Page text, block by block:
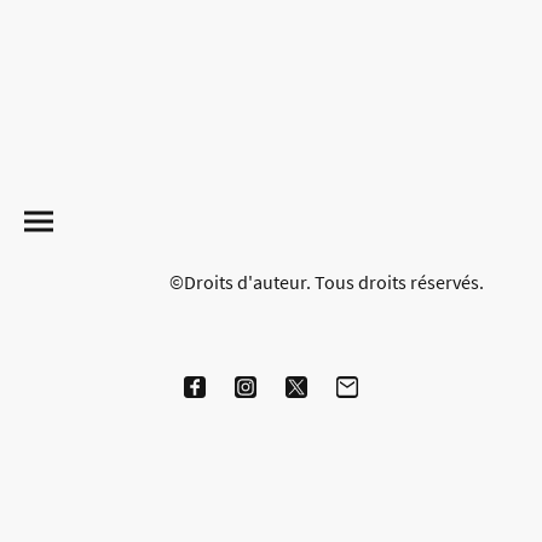
©Droits d'auteur. Tous droits réservés.